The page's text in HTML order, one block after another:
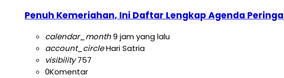
Penuh Kemeriahan, Ini Daftar Lengkap Agenda
calendar_month9 jam yang lalu
account_circleHari Satria
visibility757
0Komentar